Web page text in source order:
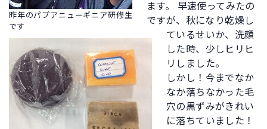
昨年のパプアニューギニア研修生
です
ます。 早速使ってみたの
ですが、秋になり乾燥し
ているせいか、洗顔
した時、少しヒリヒ
リしました。
しかし！今までなか
なか落ちなかった毛
穴の黒ずみがきれい
に落ちていました！